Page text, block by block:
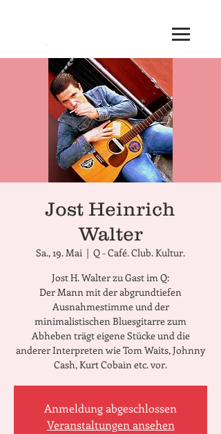
Jost Heinrich
Walter
Sa., 19. Mai
  |
Q - Café. Club. Kultur.
Jost H. Walter zu Gast im Q:
Der Mann mit der abgrundtiefen
Ausnahmestimme und der
minimalistischen Bluesgitarre zum
Abheben trägt eigene Stücke und die
anderer Interpreten wie Tom Waits, Johnny
Cash, Kurt Cobain etc. vor.
Anmeldung abgeschlossen
Veranstaltungen ansehen